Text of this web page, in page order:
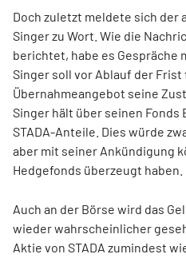
Doch zuletzt meldete sich der
Singer zu Wort. Wie die
berichtet, habe es Gespräche
Singer soll vor Ablauf der Frist
Übernahmeangebot seine
Singer hält über seinen
STADA-Anteile. Dies würde
aber mit seiner Ankündigung
Hedgefonds überzeugt haben.
Auch an der Börse wird das
wieder wahrscheinlicher
Aktie von STADA zumindest